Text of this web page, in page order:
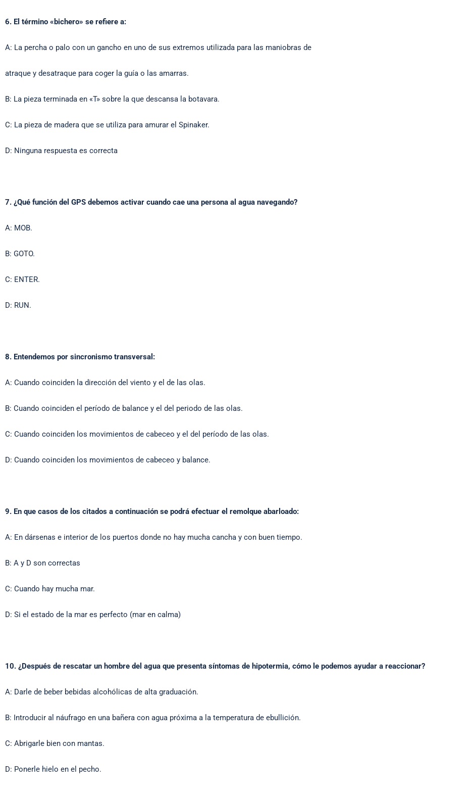
6. El término «bichero» se refiere a:
A: La percha o palo con un gancho en uno de sus extremos utilizada para las maniobras de
atraque y desatraque para coger la guía o las amarras.
B: La pieza terminada en «T» sobre la que descansa la botavara.
C: La pieza de madera que se utiliza para amurar el Spinaker.
D: Ninguna respuesta es correcta
7. ¿Qué función del GPS debemos activar cuando cae una persona al agua navegando?
A: MOB.
B: GOTO.
C: ENTER.
D: RUN.
8. Entendemos por sincronismo transversal:
A: Cuando coinciden la dirección del viento y el de las olas.
B: Cuando coinciden el período de balance y el del periodo de las olas.
C: Cuando coinciden los movimientos de cabeceo y el del período de las olas.
D: Cuando coinciden los movimientos de cabeceo y balance.
9. En que casos de los citados a continuación se podrá efectuar el remolque abarloado:
A: En dársenas e interior de los puertos donde no hay mucha cancha y con buen tiempo.
B: A y D son correctas
C: Cuando hay mucha mar.
D: Si el estado de la mar es perfecto (mar en calma)
10. ¿Después de rescatar un hombre del agua que presenta síntomas de hipotermia, cómo le podemos ayudar a reaccionar?
A: Darle de beber bebidas alcohólicas de alta graduación.
B: Introducir al náufrago en una bañera con agua próxima a la temperatura de ebullición.
C: Abrigarle bien con mantas.
D: Ponerle hielo en el pecho.